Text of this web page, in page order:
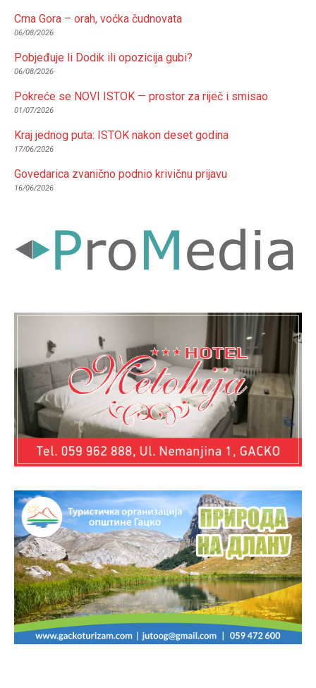
Crna Gora – orah, voćka čudnovata
06/08/2026
Pobjeđuje li Dodik ili opozicija gubi?
06/08/2026
Pokreće se NOVI ISTOK — prostor za riječ i smisao
01/07/2026
Kraj jednog puta: ISTOK nakon deset godina
17/06/2026
Govedarica zvanično podnio krivičnu prijavu
16/06/2026